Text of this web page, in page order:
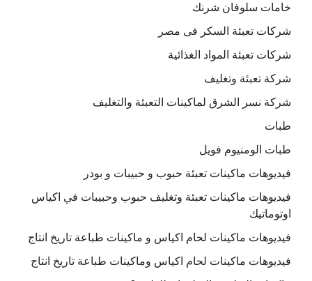
خامات سلوفان شرنك
شركات تعبئة السكر فى مصر
شركات تعبئة المواد الغذائية
شركة تعبئة وتغليف
شركة نسر الشرق لماكينات التعبئة والتغليف
طبات
طبات الومنيوم فويل
فيديوهات ماكينات تعبئة حبوب و حبيبات و بودر
فيديوهات ماكينات تعبئة وتغليف حبوب وحبيبات في اكياس
اوتوماتيك
فيديوهات ماكينات لحام اكياس و ماكينات طباعة تاريخ انتاج
فيديوهات ماكينات لحام اكياس وماكينات طباعة تاريخ انتاج